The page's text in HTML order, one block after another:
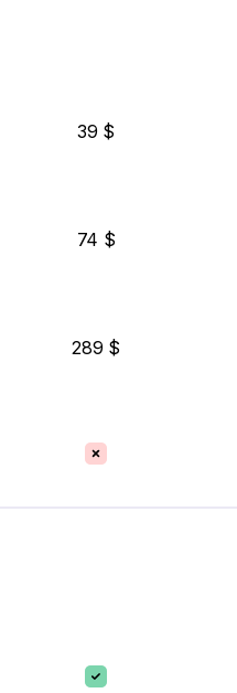
39 $
74 $
289 $